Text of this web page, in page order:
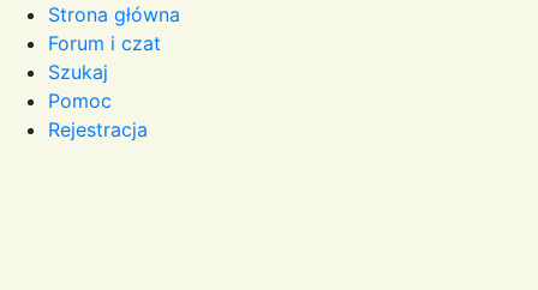
Strona główna
Forum i czat
Szukaj
Pomoc
Rejestracja